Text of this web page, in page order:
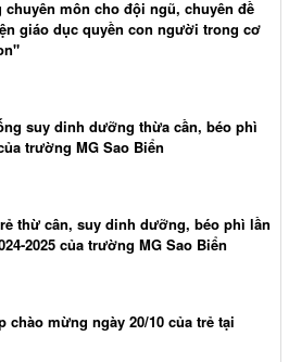
môn cho đội ngũ, chuyên đề
giáo dục quyền con người trong cơ
suy dinh dưỡng thừa cần, béo phì
trường MG Sao Biển
thừ cân, suy dinh dưỡng, béo phì lần
2025 của trường MG Sao Biển
chào mừng ngày 20/10 của trẻ tại